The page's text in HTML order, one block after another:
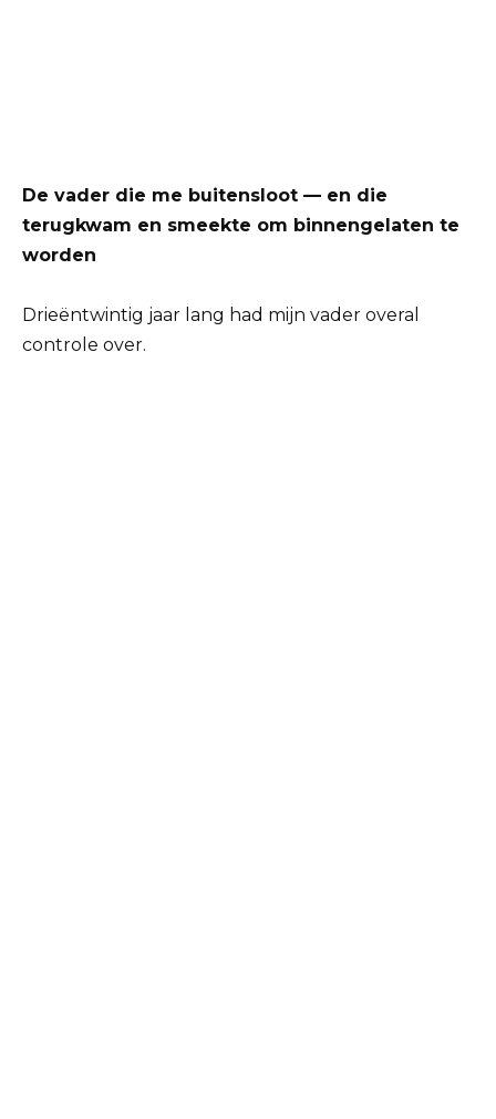
De vader die me buitensloot — en die
terugkwam en smeekte om binnengelaten te
worden
Drieëntwintig jaar lang had mijn vader overal
controle over.